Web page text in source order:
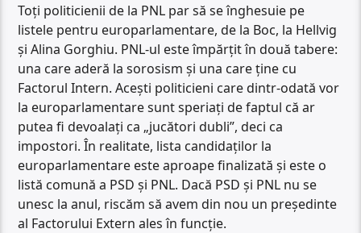
Toți politicienii de la PNL par să se înghesuie pe
listele pentru europarlamentare, de la Boc, la Hellvig
și Alina Gorghiu. PNL-ul este împărțit în două tabere:
una care aderă la sorosism și una care ține cu
Factorul Intern. Acești politicieni care dintr-odată vor
la europarlamentare sunt speriați de faptul că ar
putea fi devoalați ca „jucători dubli”, deci ca
impostori. În realitate, lista candidaților la
europarlamentare este aproape finalizată și este o
listă comună a PSD și PNL. Dacă PSD și PNL nu se
unesc la anul, riscăm să avem din nou un președinte
al Factorului Extern ales în funcție.